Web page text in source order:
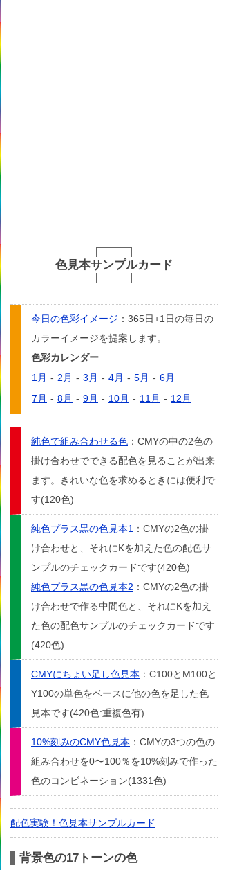
色見本サンプルカード
今日の色彩イメージ ：365日+1日の毎日の
カラーイメージを提案します。
色彩カレンダー
1月 - 2月 - 3月 - 4月 - 5月 - 6月
7月 - 8月 - 9月 - 10月 - 11月 - 12月
純色で組み合わせる色 ：CMYの中の2色の
掛け合わせでできる配色を見ることが出来
ます。きれいな色を求めるときには便利で
す(120色)
純色プラス黒の色見本1 ：CMYの2色の掛
け合わせと、それにKを加えた色の配色サ
ンプルのチェックカードです(420色)
純色プラス黒の色見本2 ：CMYの2色の掛
け合わせで作る中間色と、それにKを加え
た色の配色サンプルのチェックカードです
(420色)
CMYにちょい足し色見本 ：C100とM100と
Y100の単色をベースに他の色を足した色
見本です(420色:重複色有)
10%刻みのCMY色見本 ：CMYの3つの色の
組み合わせを0〜100％を10%刻みで作った
色のコンビネーション(1331色)
配色実験！色見本サンプルカード
背景色の17トーンの色